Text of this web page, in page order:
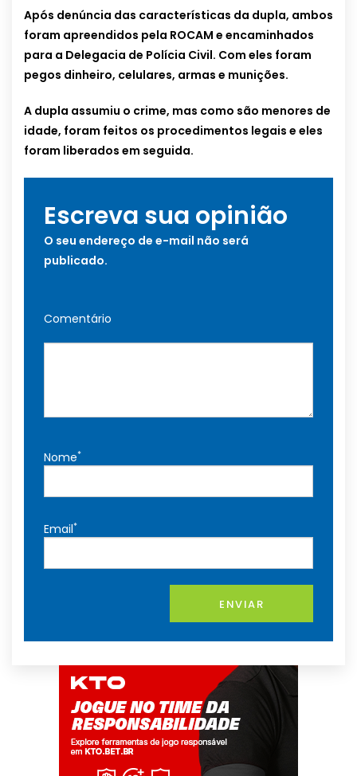
Após denúncia das características da dupla, ambos
foram apreendidos pela ROCAM e encaminhados
para a Delegacia de Polícia Civil. Com eles foram
pegos dinheiro, celulares, armas e munições.
A dupla assumiu o crime, mas como são menores de
idade, foram feitos os procedimentos legais e eles
foram liberados em seguida.
Escreva sua opinião
O seu endereço de e-mail não será
publicado.
Comentário
Nome*
Email*
ENVIAR